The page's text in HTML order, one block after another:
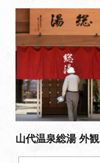
山代温泉総湯 外観